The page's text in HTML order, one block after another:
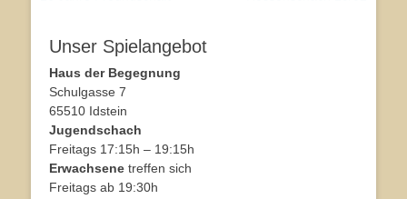
Unser Spielangebot
Haus der Begegnung
Schulgasse 7
65510 Idstein
Jugendschach
Freitags 17:15h – 19:15h
Erwachsene treffen sich
Freitags ab 19:30h